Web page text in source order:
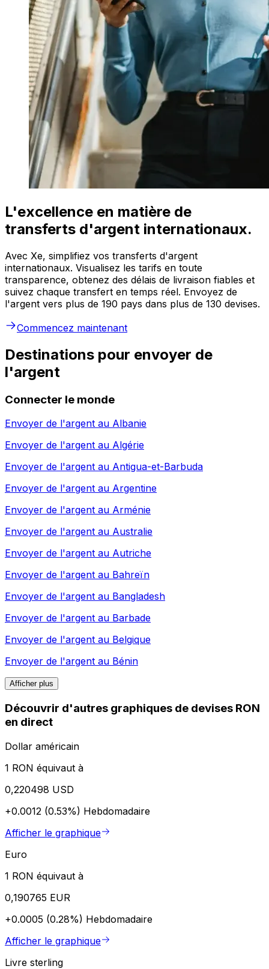
L'excellence en matière de
transferts d'argent internationaux.
Avec Xe, simplifiez vos transferts d'argent
internationaux. Visualisez les tarifs en toute
transparence, obtenez des délais de livraison fiables et
suivez chaque transfert en temps réel. Envoyez de
l'argent vers plus de 190 pays dans plus de 130 devises.
Commencez maintenant
Destinations pour envoyer de
l'argent
Connecter le monde
Envoyer de l'argent au Albanie
Envoyer de l'argent au Algérie
Envoyer de l'argent au Antigua-et-Barbuda
Envoyer de l'argent au Argentine
Envoyer de l'argent au Arménie
Envoyer de l'argent au Australie
Envoyer de l'argent au Autriche
Envoyer de l'argent au Bahreïn
Envoyer de l'argent au Bangladesh
Envoyer de l'argent au Barbade
Envoyer de l'argent au Belgique
Envoyer de l'argent au Bénin
Afficher plus
Découvrir d'autres graphiques de devises RON
en direct
Dollar américain
1 RON équivaut à
0,220498 USD
+0.0012 (0.53%) Hebdomadaire
Afficher le graphique
Euro
1 RON équivaut à
0,190765 EUR
+0.0005 (0.28%) Hebdomadaire
Afficher le graphique
Livre sterling